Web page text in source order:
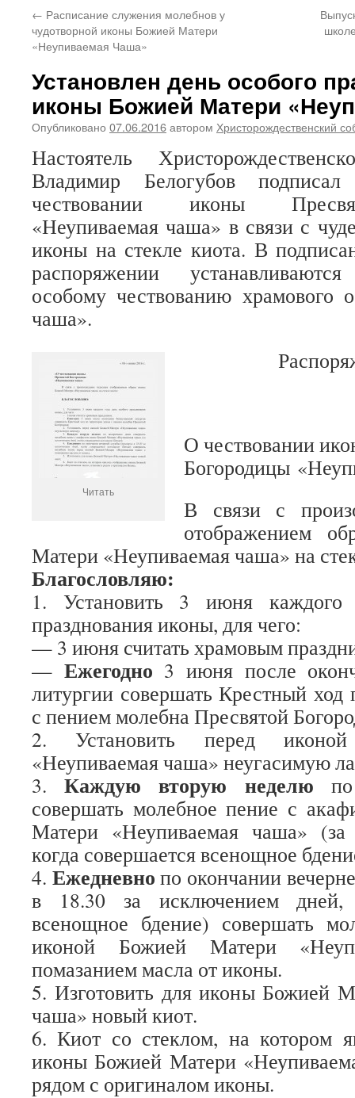
← Расписание служения молебнов у
чудотворной иконы Божией Матери
«Неупиваемая Чаша»
Установлен день особого
иконы Божией Матери
Опубликовано 07.06.2016автором Христорождественский
Настоятель
Владимир Белогубов
чествовании иконы
«Неупиваемая чаша» в связи с
иконы на стекле киота. В
распоряжении
особому чествованию храмового
чаша».
Читать
О чествовании
Богородицы
В связи с
отображением
Матери «Неупиваемая чаша» на
Благословляю:
1. Установить 3 июня каждого
празднования иконы, для чего:
— 3 июня считать храмовым
— Ежегодно 3 июня после
литургии совершать Крестный ход
с пением молебна Пресвятой
2. Установить перед
«Неупиваемая чаша» неугасимую
3.Каждую вторую неделю
совершать молебное пение с
Матери «Неупиваемая чаша»
когда совершается всенощное
4. Ежедневно по окончании
в 18.30 за исключением дней,
всенощное бдение) совершать
иконой Божией Матери
помазанием масла от иконы.
5. Изготовить для иконы Божией
чаша» новый киот.
6. Киот со стеклом, на котором
иконы Божией Матери
рядом с оригиналом иконы.